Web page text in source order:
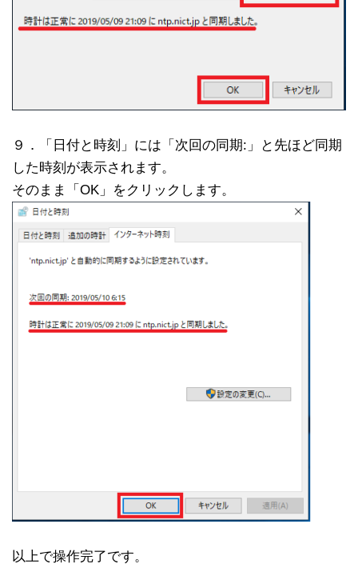
９．「日付と時刻」には「次回の同期:」と先ほど同期
した時刻が表示されます。
そのまま「OK」をクリックします。
以上で操作完了です。